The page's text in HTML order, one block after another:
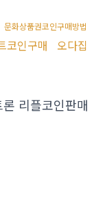
문화상품권코인구매방법
코인구매 오다집
론 리플코인판매